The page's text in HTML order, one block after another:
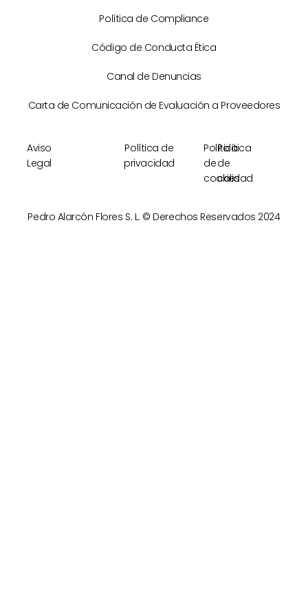
Política de Compliance
Código de Conducta Ética
Canal de Denuncias
Carta de Comunicación de Evaluación a Proveedores
Aviso
Legal
Política de
privacidad
Política
de
cookies
Política
de
calidad
Pedro Alarcón Flores S. L. © Derechos Reservados 2024